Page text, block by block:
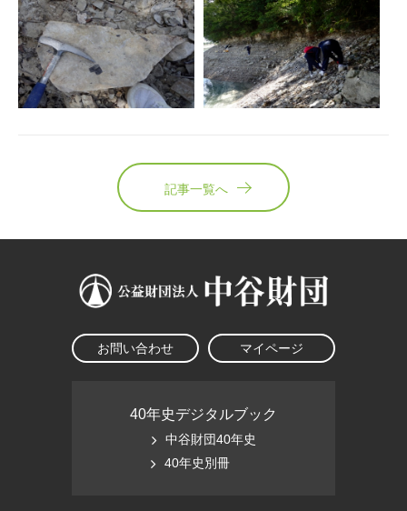
記事一覧へ
お問い合わせ マイページ
40年史デジタルブック
中谷財団40年史
40年史別冊